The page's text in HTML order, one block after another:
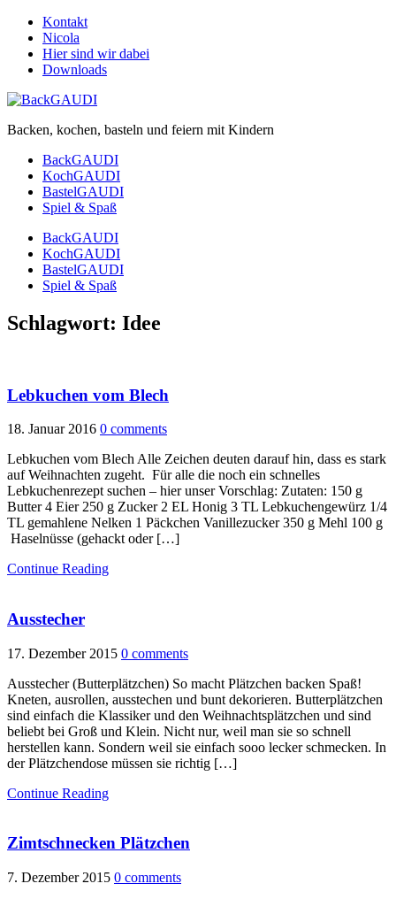
Kontakt
Nicola
Hier sind wir dabei
Downloads
Backen, kochen, basteln und feiern mit Kindern
BackGAUDI
KochGAUDI
BastelGAUDI
Spiel & Spaß
BackGAUDI
KochGAUDI
BastelGAUDI
Spiel & Spaß
Schlagwort: Idee
Lebkuchen vom Blech
18. Januar 2016 0 comments
Lebkuchen vom Blech Alle Zeichen deuten darauf hin, dass es stark
auf Weihnachten zugeht. Für alle die noch ein schnelles
Lebkuchenrezept suchen – hier unser Vorschlag: Zutaten: 150 g
Butter 4 Eier 250 g Zucker 2 EL Honig 3 TL Lebkuchengewürz 1/4
TL gemahlene Nelken 1 Päckchen Vanillezucker 350 g Mehl 100 g
Haselnüsse (gehackt oder […]
Continue Reading
Ausstecher
17. Dezember 2015 0 comments
Ausstecher (Butterplätzchen) So macht Plätzchen backen Spaß!
Kneten, ausrollen, ausstechen und bunt dekorieren. Butterplätzchen
sind einfach die Klassiker und den Weihnachtsplätzchen und sind
beliebt bei Groß und Klein. Nicht nur, weil man sie so schnell
herstellen kann. Sondern weil sie einfach sooo lecker schmecken. In
der Plätzchendose müssen sie richtig […]
Continue Reading
Zimtschnecken Plätzchen
7. Dezember 2015 0 comments